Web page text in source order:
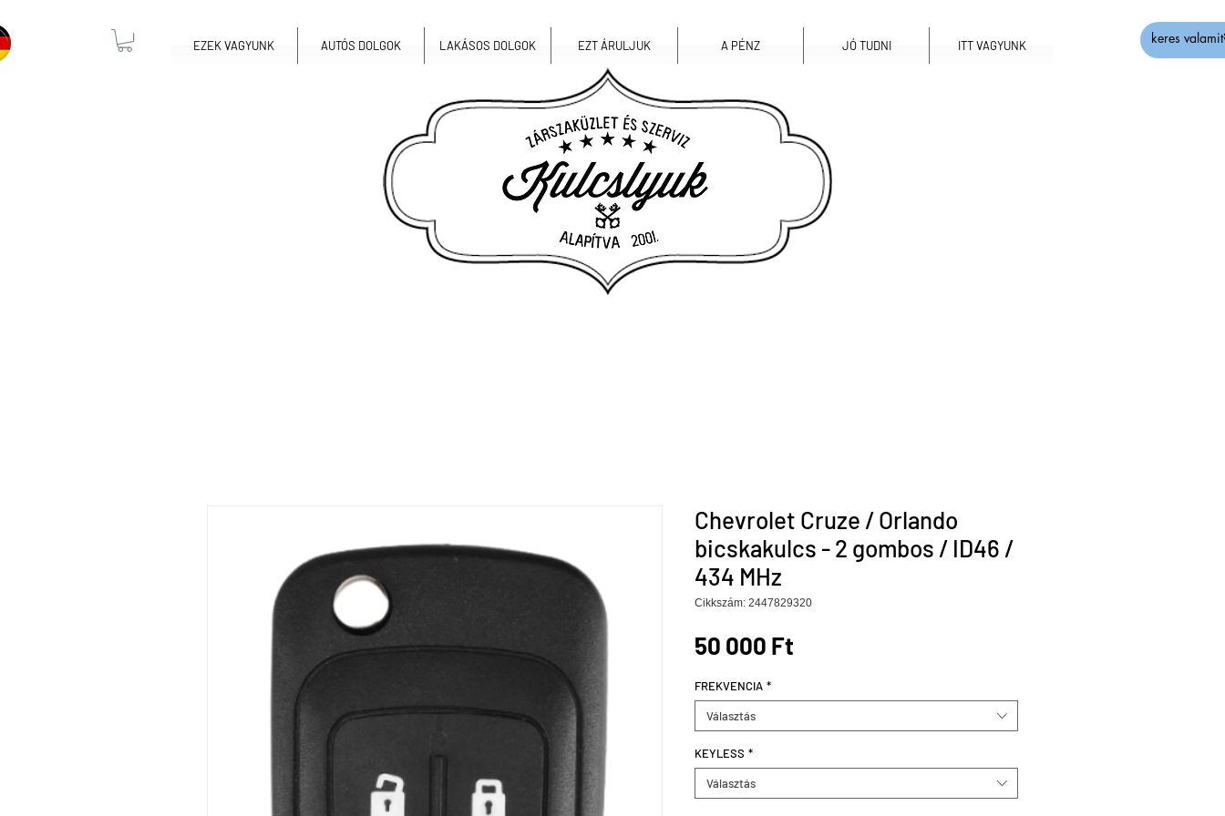
EZEK VAGYUNK AUTÓS DOLGOK LAKÁSOS DOLGOK EZT ÁRULJUK A PÉNZ JÓ TUDNI ITT VAGYUNK
Chevrolet Cruze / Orlando
bicskakulcs - 2 gombos / ID46 /
434 MHz
Cikkszám: 2447829320
50 000 Ft
FREKVENCIA *
Választás
KEYLESS *
Választás